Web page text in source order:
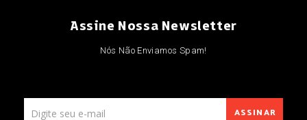
Assine Nossa Newsletter
Nós Não Enviamos Spam!
ASSINAR